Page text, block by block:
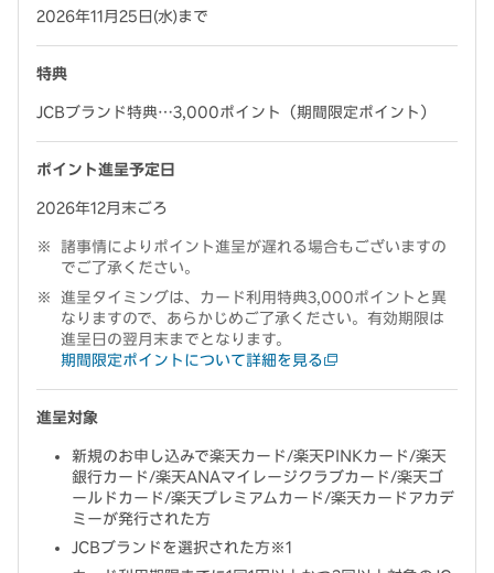
2026年11月25日(水)まで
特典
JCBブランド特典…3,000ポイント（期間限定ポイント）
ポイント進呈予定日
2026年12月末ごろ
諸事情によりポイント進呈が遅れる場合もございますの
でご了承ください。
進呈タイミングは、カード利用特典3,000ポイントと異
なりますので、あらかじめご了承ください。有効期限は
進呈日の翌月末までとなります。
期間限定ポイントについて詳細を見る
進呈対象
新規のお申し込みで楽天カード/楽天PINKカード/楽天
銀行カード/楽天ANAマイレージクラブカード/楽天ゴ
ールドカード/楽天プレミアムカード/楽天カードアカデ
ミーが発行された方
JCBブランドを選択された方※1